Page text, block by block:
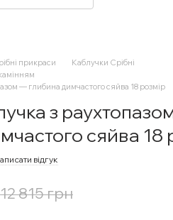
прикраси
Каблучки Срібні
— глибина димчастого сяйва 18 розмір
з
сяйва 18
відгук
12 815 грн